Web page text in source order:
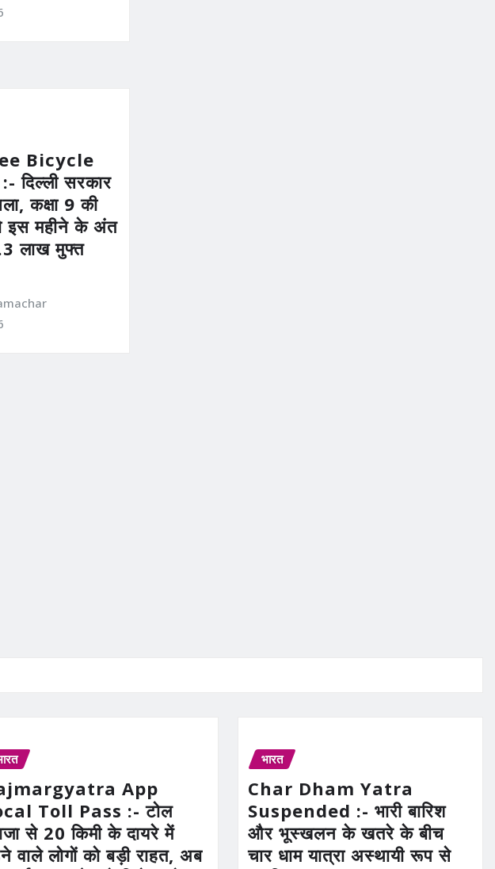
Bicycle
दिल्ली सरकार
कक्षा 9 की
इस महीने के अंत
लाख मुफ्त
App
Toll Pass :- टोल
से 20 किमी के दायरे में
वाले लोगों को बड़ी राहत, अब
भारत
Char Dham Yatra
Suspended :- भारी बारिश
और भूस्खलन के खतरे के बीच
चार धाम यात्रा अस्थायी रूप से